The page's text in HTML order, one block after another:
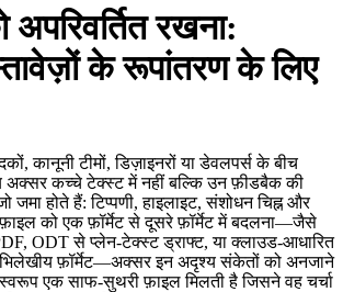
रखना:
के रूपांतरण के लिए
कानूनी टीमों, डिज़ाइनरों या डेवलपर्स के बीच
अक्सर कच्चे टेक्स्ट में नहीं बल्कि उन फ़ीडबैक की
जमा होते हैं: टिप्पणी, हाइलाइट, संशोधन चिह्न और
को एक फ़ॉर्मेट से दूसरे फ़ॉर्मेट में बदलना—जैसे
ODT से प्लेन‑टेक्स्ट ड्राफ्ट, या क्लाउड‑आधारित
फ़ॉर्मेट—अक्सर इन अदृश्य संकेतों को अनजाने
एक साफ‑सुथरी फ़ाइल मिलती है जिसने वह चर्चा